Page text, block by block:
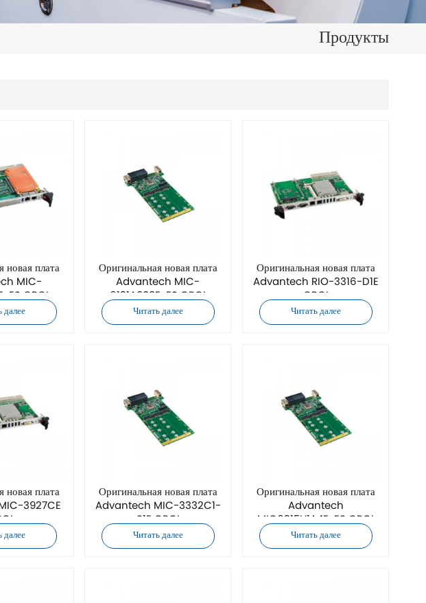
한국의
Продукты
новая плата
MIC-
ES CPCI
далее
Оригинальная новая плата
Advantech MIC-
6131A000E-ES CPCI
Читать далее
Оригинальная новая плата
Advantech RIO-3316-D1E
CPCI
Читать далее
новая плата
3927CE
далее
Оригинальная новая плата
Advantech MIC-3332C1-
S1E CPCI
Читать далее
Оригинальная новая плата
Advantech
MIC6315H1A4E-ES CPCI
Читать далее